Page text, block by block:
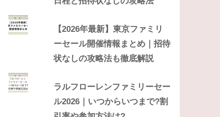
【2026年最新】東京ファミリ
ーセール開催情報まとめ｜招待
状なしの攻略法も徹底解説
ラルフローレンファミリーセー
ル2026｜いつからいつまで?割